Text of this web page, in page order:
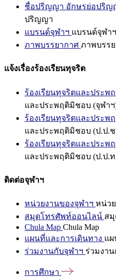
ชื่อปริญญา อักษรย่อปริญ
ปริญญา
แบรนด์จุฬาฯ แบรนด์จุฬาฯ
ภาพบรรยากาศ ภาพบรร
แจ้งเรื่องร้องเรียนทุจริต
ร้องเรียนทุจริตและประพ
และประพฤติมิชอบ (จุฬาฯ
ร้องเรียนทุจริตและประพ
และประพฤติมิชอบ (ป.ป.
ร้องเรียนทุจริตและประพ
และประพฤติมิชอบ (ป.ป.
ติดต่อจุฬาฯ
หน่วยงานของจุฬาฯ หน่ว
สมุดโทรศัพท์ออนไลน์ ส
Chula Map Chula Map
แผนที่และการเดินทาง แผ
ร่วมงานกับจุฬาฯ ร่วมงา
การศึกษา